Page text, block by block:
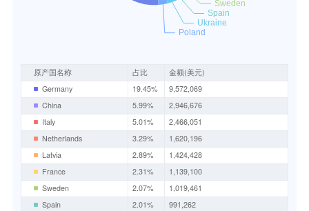
原产国名称 占比
金额(美元)
Germany
19.45%
9,572,069
China
5.99%
2,946,676
Italy
5.01%
2,466,051
Netherlands
3.29%
1,620,196
Latvia
2.89%
1,424,428
France
2.31%
1,139,100
Sweden
2.07%
1,019,461
Spain
2.01%
991,262